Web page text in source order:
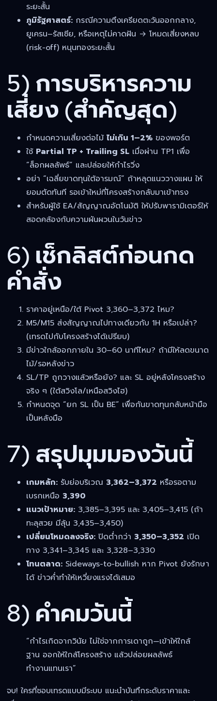
ระยะสั้น
ภูมิรัฐศาสตร์: กรณีความตึงเครียดตะวันออกกลาง,
ยูเครน–รัสเซีย, หรือเหตุไม่คาดฝัน → โหมดเสี่ยงหลบ
(risk-off) หนุนทองระยะสั้น
5) การบริหารความ
เสี่ยง (สำคัญสุด)
กำหนดความเสี่ยงต่อไม้ ไม่เกิน 1–2% ของพอร์ต
ใช้ Partial TP + Trailing SL เมื่อผ่าน TP1 เพื่อ
“ล็อกผลลัพธ์” และปล่อยให้กำไรวิ่ง
อย่า “เฉลี่ยขาดทุนใต้อารมณ์” ถ้าหลุดแนววางแผน ให้
ยอมตัดทันที รอเข้าใหม่ที่โครงสร้างกลับมาเข้าทรง
สำหรับผู้ใช้ EA/สัญญาณอัตโนมัติ ให้ปรับพารามิเตอร์ให้
สอดคล้องกับความผันผวนในวันข่าว
6) เช็กลิสต์ก่อนกด
คำสั่ง
ราคาอยู่เหนือ/ใต้ Pivot 3,360–3,372 ไหม?
M5/M15 ส่งสัญญาณไปทางเดียวกับ 1H หรือเปล่า?
(เทรดไปกับโครงสร้างได้เปรียบ)
มีข่าวใกล้ออกภายใน 30–60 นาทีไหม? ถ้ามีให้ลดขนาด
ไม้/รอหลังข่าว
SL/TP ถูกวางแล้วหรือยัง? และ SL อยู่หลังโครงสร้าง
จริง ๆ (ใต้สวิงโล/เหนือสวิงไฮ)
กำหนดจุด “ยก SL เป็น BE” เพื่อกันขาดทุนกลับหน้ามือ
เป็นหลังมือ
7) สรุปมุมมองวันนี้
เกมหลัก: รับย่อบริเวณ 3,362–3,372 หรือรอตาม
เบรกเหนือ 3,390
แนวเป้าหมาย: 3,385–3,395 และ 3,405–3,415 (ถ้า
ทะลุสวย มีลุ้น 3,435–3,450)
เปลี่ยนโหมดลงจริง: ปิดต่ำกว่า 3,350–3,352 เปิด
ทาง 3,341–3,345 และ 3,328–3,330
โทนตลาด: Sideways-to-bullish หาก Pivot ยังรักษา
ได้ ข่าวค่ำทำให้เหวี่ยงแรงได้เสมอ
8) คำคมวันนี้
“กำไรเกิดจากวินัย ไม่ใช่จากการเดาถูก—เข้าให้ใกล้
ฐาน ออกให้ใกล้โครงสร้าง แล้วปล่อยผลลัพธ์
ทำงานแทนเรา”
จบ! ใครที่ชอบเทรดแบบมีระบบ แนะนำบันทึกระดับราคาและ